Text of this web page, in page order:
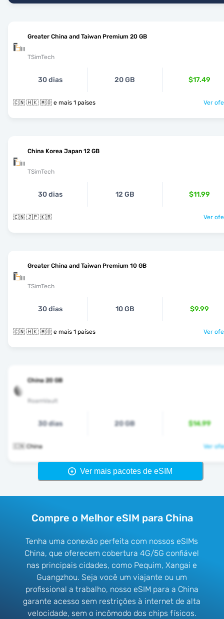
Greater China and Taiwan Premium 20 GB
TSimTech
30 dias 20 GB $17.49
🇨🇳 🇭🇰 🇲🇴 e mais 1 países Ver
China Korea Japan 12 GB
TSimTech
30 dias 12 GB $11.99
🇨🇳 🇯🇵 🇰🇷 Ver
Greater China and Taiwan Premium 10 GB
TSimTech
30 dias 10 GB $9.99
🇨🇳 🇭🇰 🇲🇴 e mais 1 países Ver
China 20 GB
RoamVault
30 dias 20 GB $14.99
🇨🇳 China Ver
Ver mais pacotes de eSIM
Compre o Melhor eSIM para China
Tenha uma conexão perfeita com nossos eSIMs
China, que oferecem cobertura 4G/5G confiável
nas principais cidades, como Pequim, Xangai e
Guangzhou. Seja você um viajante ou um
profissional a trabalho, nosso eSIM para a China
garante acesso sem restrições à internet de alta
velocidade, sem o incômodo dos chips físicos.